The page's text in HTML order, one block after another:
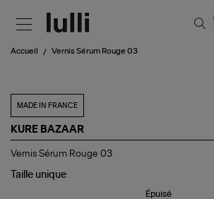
Accueil Vernis Sérum Rouge 03
MADE IN FRANCE
KURE BAZAAR
Vernis
Rouge
Vernis Sérum Rouge 03
Taille unique
Épuisé